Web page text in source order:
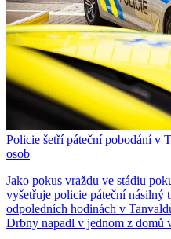
Policie šetří páteční pobodání v
osob
Jako pokus vraždu ve stádiu
vyšetřuje policie páteční násilný
odpoledních hodinách v
Drbny napadl v jednom z domů